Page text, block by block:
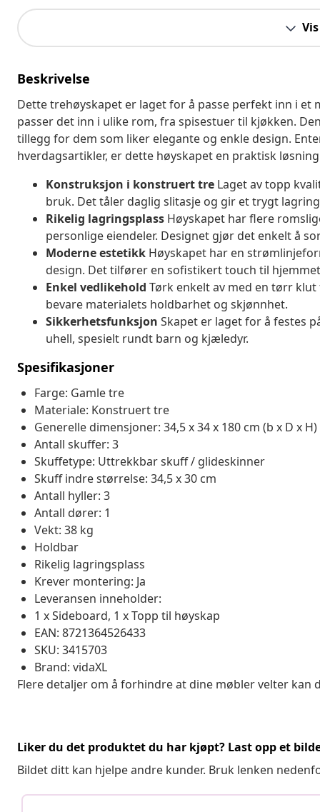
Beskrivelse
Dette trehøyskapet er laget for å passe perfekt inn i et
passer det inn i ulike rom, fra spisestuer til kjøkken.
tillegg for dem som liker elegante og enkle design.
hverdagsartikler, er dette høyskapet en praktisk
Konstruksjon i konstruert tre Laget av topp
bruk. Det tåler daglig slitasje og gir et trygt
Rikelig lagringsplass Høyskapet har flere
personlige eiendeler. Designet gjør det enkelt å
Moderne estetikk Høyskapet har en
design. Det tilfører en sofistikert touch til
Enkel vedlikehold Tørk enkelt av med en tørr
bevare materialets holdbarhet og skjønnhet.
Sikkerhetsfunksjon Skapet er laget for å festes
uhell, spesielt rundt barn og kjæledyr.
Spesifikasjoner
Farge: Gamle tre
Materiale: Konstruert tre
Generelle dimensjoner: 34,5 x 34 x 180 cm (b x D x H)
Antall skuffer: 3
Skuffetype: Uttrekkbar skuff / glideskinner
Skuff indre størrelse: 34,5 x 30 cm
Antall hyller: 3
Antall dører: 1
Vekt: 38 kg
Holdbar
Rikelig lagringsplass
Krever montering: Ja
Leveransen inneholder:
1 x Sideboard, 1 x Topp til høyskap
EAN: 8721364526433
SKU: 3415703
Brand: vidaXL
Flere detaljer om å forhindre at dine møbler velter kan
Liker du det produktet du har kjøpt? Last opp et
Bildet ditt kan hjelpe andre kunder. Bruk lenken